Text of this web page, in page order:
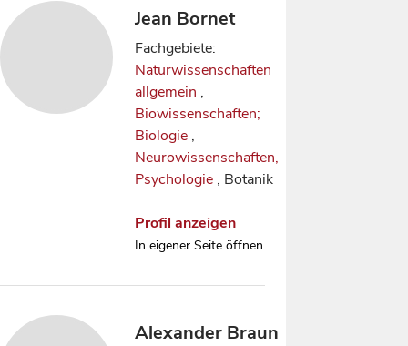
Jean Bornet
Fachgebiete:
Naturwissenschaften
allgemein ,
Biowissenschaften;
Biologie ,
Neurowissenschaften,
Psychologie , Botanik
Profil anzeigen
In eigener Seite öffnen
Alexander Braun